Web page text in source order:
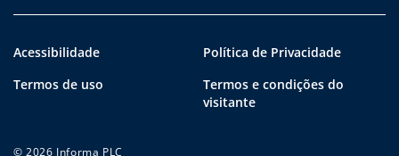
Acessibilidade
Política de Privacidade
Termos de uso
Termos e condições do
visitante
© 2026 Informa PLC